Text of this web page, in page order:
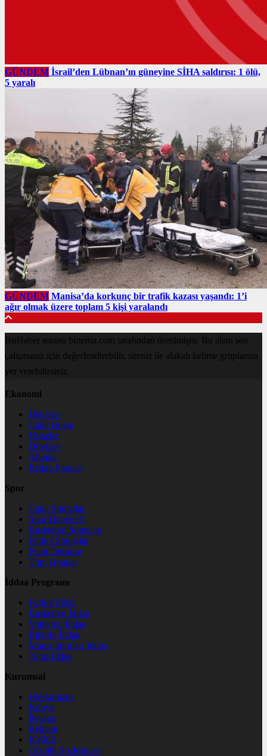
GÜNDEM İsrail’den Lübnan’ın güneyine SİHA saldırısı: 1 ölü,
5 yaralı
GÜNDEM Manisa’da korkunç bir trafik kazası yaşandı: 1’i
ağır olmak üzere toplam 5 kişi yaralandı
BirHaber teması birtema.com tarafından üretilmiştir. Bu alanı seo
çalışmanız için değerlendirebilir, siteniz ile alakalı kelime gruplarına
yer verebilirsiniz.
Ekonomi
Haberler
Canlı Borsa
Hisseler
Dövizler
Altınlar
Kripto Paralar
Spor
Canlı Sonuçlar
Spor Haberleri
Basketbol Sonuçlar
Futbol Sonuçlar
Puan Durumu
Tüm Oranlar
İddaa Programı
Futbol İddaa
Basketbol İddaa
Voleybol İddaa
Bilardo İddaa
Motor Sporları İddaa
Tenis İddaa
Kurumsal
Hakkımızda
Künye
İletişim
Reklam
KVKK
Gizlilik Sözleşmesi